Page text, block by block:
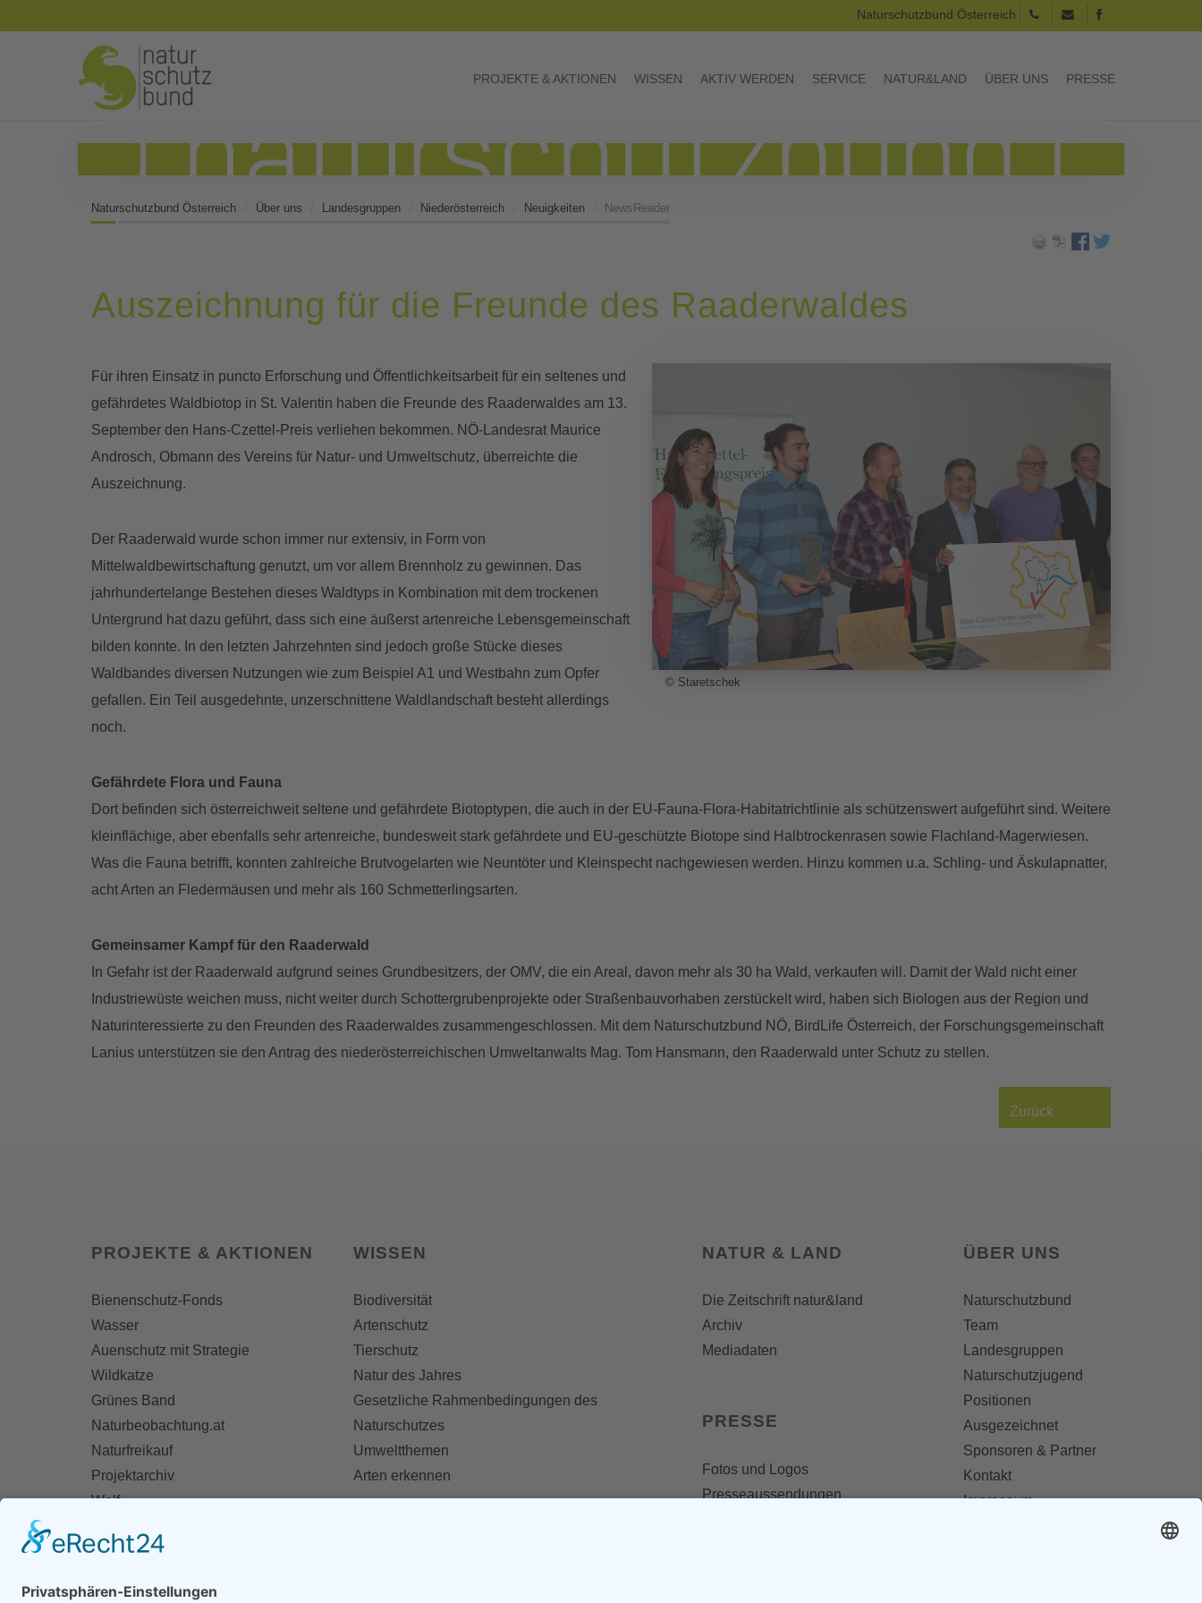
Naturschutzbund Österreich
PROJEKTE & AKTIONEN WISSEN AKTIV WERDEN SERVICE NATUR&LAND ÜBER UNS PRESSE
Naturschutzbund Österreich Über uns Landesgruppen Niederösterreich Neuigkeiten NewsReader
Auszeichnung für die Freunde des Raaderwaldes
© Staretschek
Für ihren Einsatz in puncto Erforschung und Öffentlichkeitsarbeit für ein seltenes und
gefährdetes Waldbiotop in St. Valentin haben die Freunde des Raaderwaldes am 13.
September den Hans-Czettel-Preis verliehen bekommen. NÖ-Landesrat Maurice
Androsch, Obmann des Vereins für Natur- und Umweltschutz, überreichte die
Auszeichnung.
Der Raaderwald wurde schon immer nur extensiv, in Form von
Mittelwaldbewirtschaftung genutzt, um vor allem Brennholz zu gewinnen. Das
jahrhundertelange Bestehen dieses Waldtyps in Kombination mit dem trockenen
Untergrund hat dazu geführt, dass sich eine äußerst artenreiche Lebensgemeinschaft
bilden konnte. In den letzten Jahrzehnten sind jedoch große Stücke dieses
Waldbandes diversen Nutzungen wie zum Beispiel A1 und Westbahn zum Opfer
gefallen. Ein Teil ausgedehnte, unzerschnittene Waldlandschaft besteht allerdings
noch.
Gefährdete Flora und Fauna
Dort befinden sich österreichweit seltene und gefährdete Biotoptypen, die auch in der EU-Fauna-Flora-Habitatrichtlinie als schützenswert aufgeführt sind. Weitere
kleinflächige, aber ebenfalls sehr artenreiche, bundesweit stark gefährdete und EU-geschützte Biotope sind Halbtrockenrasen sowie Flachland-Magerwiesen.
Was die Fauna betrifft, konnten zahlreiche Brutvogelarten wie Neuntöter und Kleinspecht nachgewiesen werden. Hinzu kommen u.a. Schling- und Äskulapnatter,
acht Arten an Fledermäusen und mehr als 160 Schmetterlingsarten.
Gemeinsamer Kampf für den Raaderwald
In Gefahr ist der Raaderwald aufgrund seines Grundbesitzers, der OMV, die ein Areal, davon mehr als 30 ha Wald, verkaufen will. Damit der Wald nicht einer
Industriewüste weichen muss, nicht weiter durch Schottergrubenprojekte oder Straßenbauvorhaben zerstückelt wird, haben sich Biologen aus der Region und
Naturinteressierte zu den Freunden des Raaderwaldes zusammengeschlossen. Mit dem Naturschutzbund NÖ, BirdLife Österreich, der Forschungsgemeinschaft
Lanius unterstützen sie den Antrag des niederösterreichischen Umweltanwalts Mag. Tom Hansmann, den Raaderwald unter Schutz zu stellen.
Zurück
PROJEKTE & AKTIONEN
Bienenschutz-Fonds
Wasser
Auenschutz mit Strategie
Wildkatze
Grünes Band
Naturbeobachtung.at
Naturfreikauf
Projektarchiv
Wolf
WISSEN
Biodiversität
Artenschutz
Tierschutz
Natur des Jahres
Gesetzliche Rahmenbedingungen des
Naturschutzes
Umweltthemen
Arten erkennen
NATUR & LAND
Die Zeitschrift natur&land
Archiv
Mediadaten
PRESSE
Fotos und Logos
Presseaussendungen
ÜBER UNS
Naturschutzbund
Team
Landesgruppen
Naturschutzjugend
Positionen
Ausgezeichnet
Sponsoren & Partner
Kontakt
Impressum